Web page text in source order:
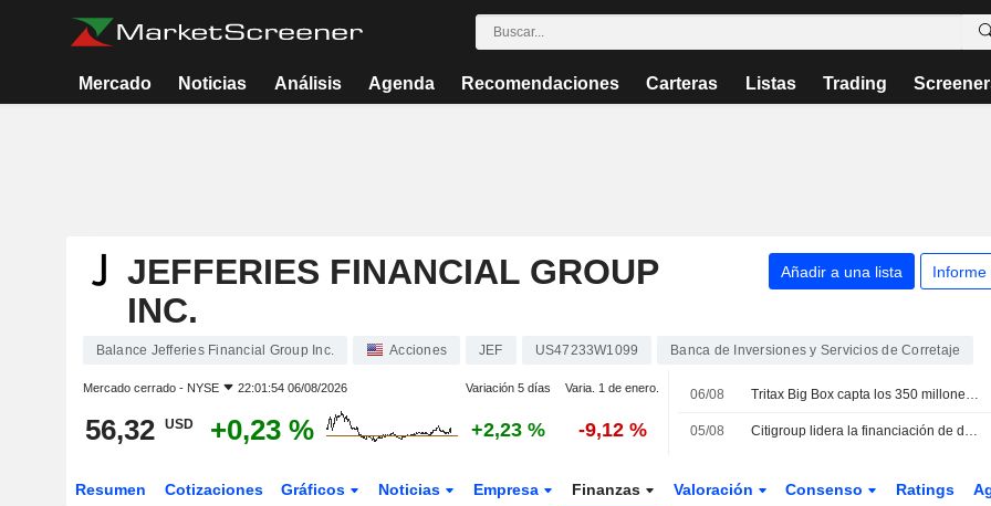
Mercado Noticias Análisis Agenda Recomendaciones Carteras Listas Trading
JEFFERIES FINANCIAL GROUP
INC.
Añadir a una lista Informe
Balance Jefferies Financial Group Inc. Acciones JEF US47233W1099 Banca de Inversiones y Servicios de Corretaje
Mercado cerrado - NYSE 22:01:54 06/08/2026 Variación 5 días Varia. 1 de enero.
56,32 USD +0,23 % +2,23 % -9,12 %
06/08 Tritax Big Box capta los 350 millones de GBP previstos mediante una ampliación de capital
05/08 Citigroup lidera la financiación de deuda para la adquisición de Integer por parte de KKR
Resumen Cotizaciones Gráficos Noticias Empresa Finanzas Valoración Consenso Ratings